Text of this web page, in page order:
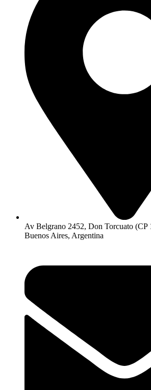
Av Belgrano 2452, Don Torcuato (CP
Buenos Aires, Argentina